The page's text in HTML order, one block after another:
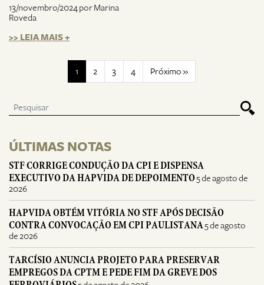
13/novembro/2024 por Marina
Roveda
>> LEIA MAIS +
1 2 3 4 Próximo »
ÚLTIMAS NOTAS
STF CORRIGE CONDUÇÃO DA CPI E DISPENSA
EXECUTIVO DA HAPVIDA DE DEPOIMENTO5 de agosto de
2026
HAPVIDA OBTÉM VITÓRIA NO STF APÓS DECISÃO
CONTRA CONVOCAÇÃO EM CPI PAULISTANA5 de agosto
de 2026
TARCÍSIO ANUNCIA PROJETO PARA PRESERVAR
EMPREGOS DA CPTM E PEDE FIM DA GREVE DOS